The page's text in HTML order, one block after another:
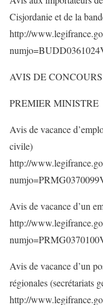
Cisjordanie et de la
http://
AVIS DE
PREMIER MINISTRE
Avis de vacance
civile)
http://
Avis de vacance d’un
http://
Avis de vacance d’un
régionales (secrétariats
http://